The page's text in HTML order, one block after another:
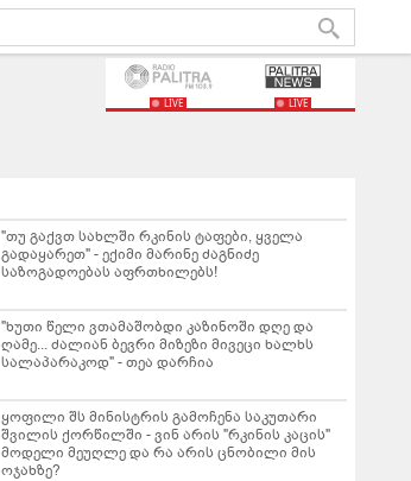
LIVE LIVE
"თუ გაქვთ სახლში რკინის ტაფები, ყველა
გადაყარეთ" - ექიმი მარინე ძაგნიძე
საზოგადოებას აფრთხილებს!
"ხუთი წელი ვთამაშობდი კაზინოში დღე და
ღამე... ძალიან ბევრი მიზეზი მივეცი ხალხს
სალაპარაკოდ" - თეა დარჩია
ყოფილი შს მინისტრის გამოჩენა საკუთარი
შვილის ქორწილში - ვინ არის "რკინის კაცის"
მოდელი მეუღლე და რა არის ცნობილი მის
ოჯახზე?